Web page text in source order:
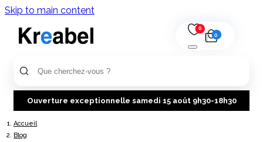
Skip to main content
0
0
Ouverture exceptionnelle samedi 15 août 9h30-18h30
Accueil
Blog